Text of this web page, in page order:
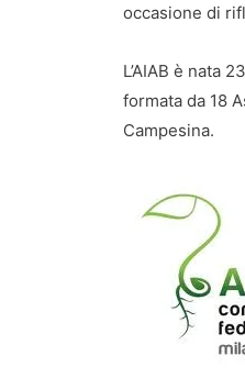
occasione di
L’AIAB è nata
formata da 18
Campesina.